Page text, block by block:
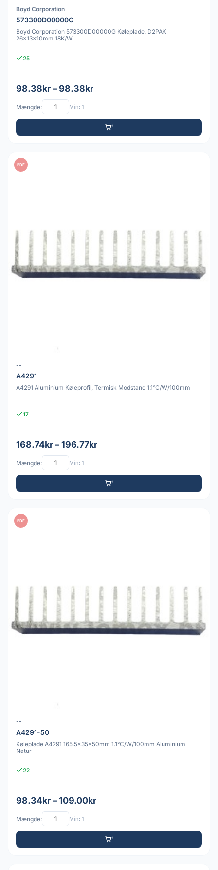
Boyd Corporation
573300D00000G
Boyd Corporation 573300D00000G Køleplade, D2PAK
26x13x10mm 18K/W
25
98.38kr – 98.38kr
Mængde: Min: 1
PDF
--
A4291
A4291 Aluminium Køleprofil, Termisk Modstand 1.1°C/W/100mm
17
168.74kr – 196.77kr
Mængde: Min: 1
PDF
--
A4291-50
Køleplade A4291 165.5x35x50mm 1.1°C/W/100mm Aluminium
Natur
22
98.34kr – 109.00kr
Mængde: Min: 1